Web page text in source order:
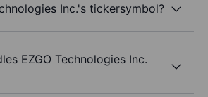
Inc.'s tickersymbol?
EZGO Technologies Inc.